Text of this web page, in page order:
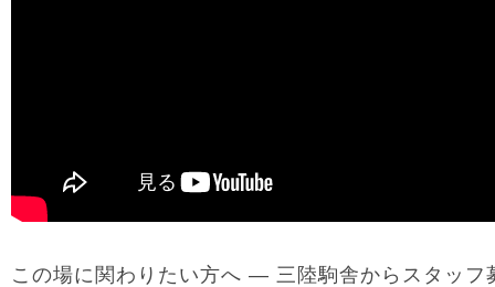
この場に関わりたい方へ ― 三陸駒舎からスタッフ